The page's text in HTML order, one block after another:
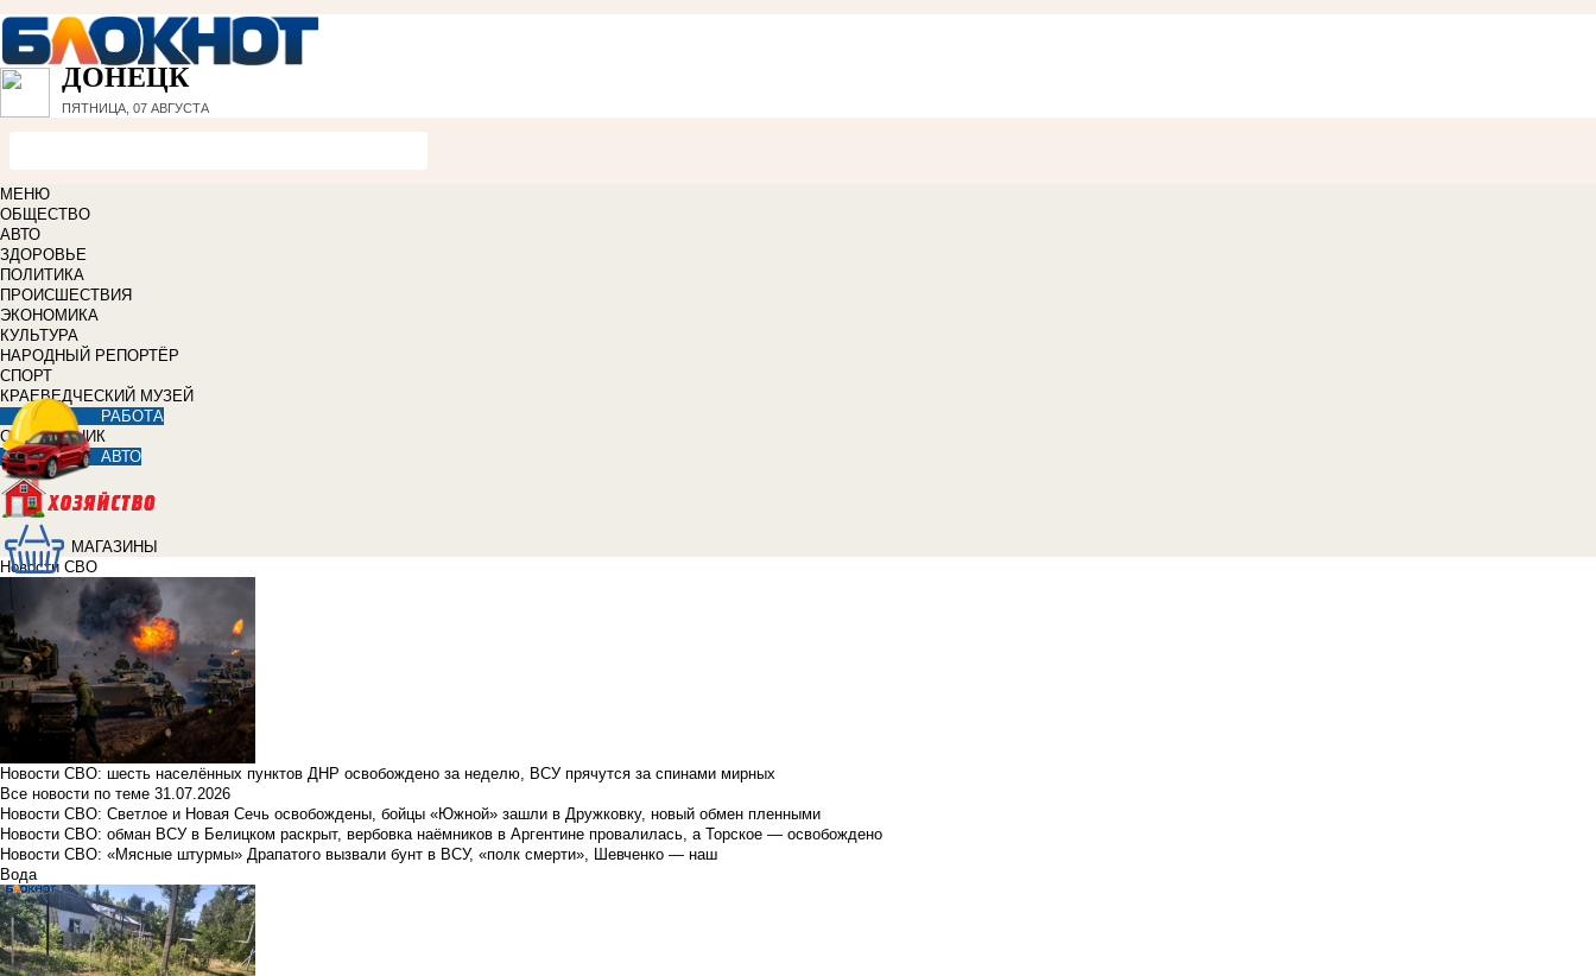
ДОНЕЦК
ПЯТНИЦА, 07 АВГУСТА
МЕНЮ
ОБЩЕСТВО
АВТО
ЗДОРОВЬЕ
ПОЛИТИКА
ПРОИСШЕСТВИЯ
ЭКОНОМИКА
КУЛЬТУРА
НАРОДНЫЙ РЕПОРТЁР
СПОРТ
КРАЕВЕДЧЕСКИЙ МУЗЕЙ
РАБОТА
СПРАВОЧНИК
АВТО
МАГАЗИНЫ
Новости СВО
Новости СВО: шесть населённых пунктов ДНР освобождено за неделю, ВСУ прячутся за спинами мирных
Все новости по теме 31.07.2026
Новости СВО: Светлое и Новая Сечь освобождены, бойцы «Южной» зашли в Дружковку, новый обмен пленными
Новости СВО: обман ВСУ в Белицком раскрыт, вербовка наёмников в Аргентине провалилась, а Торское — освобождено
Новости СВО: «Мясные штурмы» Драпатого вызвали бунт в ВСУ, «полк смерти», Шевченко — наш
Вода